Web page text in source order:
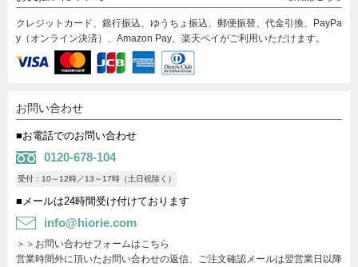
クレジットカード、銀行振込、ゆうちょ振込、郵便振替、代金引換、PayPa
y（オンライン決済）、Amazon Pay、楽天ペイがご利用いただけます。
お問い合わせ
■お電話でのお問い合わせ
0120-678-104
受付：10～12時／13～17時（土日祝除く）
■メールは24時間受け付けております
info@hiorie.com
＞＞お問い合わせフォームはこちら
営業時間外に頂いたお問い合わせの返信、ご注文確認メールは翌営業日以降